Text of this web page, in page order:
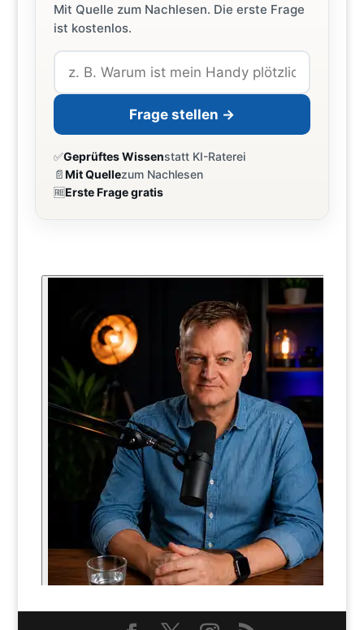
Mit Quelle zum Nachlesen. Die erste Frage
ist kostenlos.
Frage stellen →
✅Geprüftes Wissenstatt KI-Raterei
📄Mit Quellezum Nachlesen
🆓Erste Frage gratis